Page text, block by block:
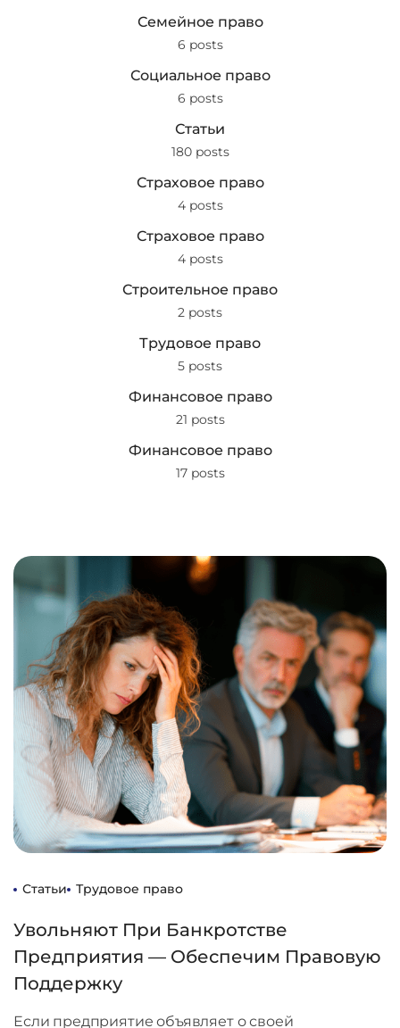
Семейное право
6 posts
Социальное право
6 posts
Статьи
180 posts
Страховое право
4 posts
Страховое право
4 posts
Строительное право
2 posts
Трудовое право
5 posts
Финансовое право
21 posts
Финансовое право
17 posts
Статьи Трудовое право
Увольняют При Банкротстве
Предприятия — Обеспечим Правовую
Поддержку
Если предприятие объявляет о своей